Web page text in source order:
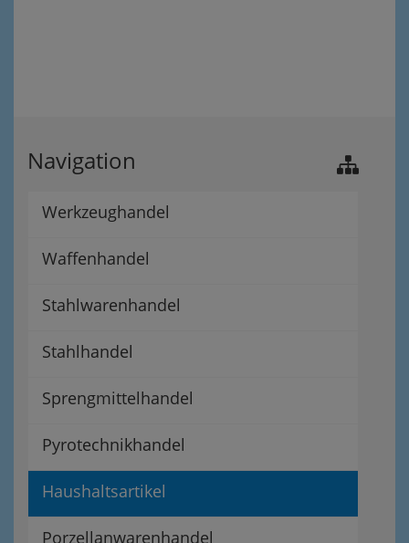
Navigation
Werkzeughandel
Waffenhandel
Stahlwarenhandel
Stahlhandel
Sprengmittelhandel
Pyrotechnikhandel
Haushaltsartikel
Porzellanwarenhandel